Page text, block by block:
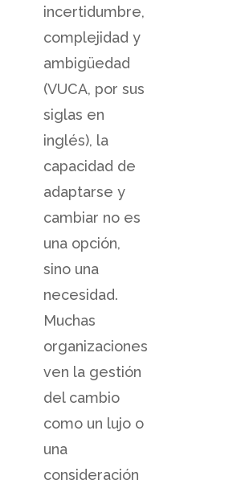
incertidumbre,
complejidad y
ambigüedad
(VUCA, por sus
siglas en
inglés), la
capacidad de
adaptarse y
cambiar no es
una opción,
sino una
necesidad.
Muchas
organizaciones
ven la gestión
del cambio
como un lujo o
una
consideración